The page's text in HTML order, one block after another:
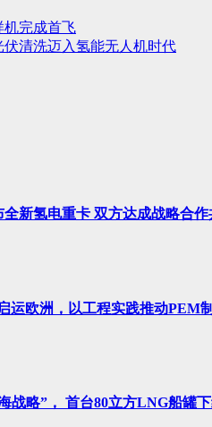
机完成首飞
清洗迈入氢能无人机时代
新氢电重卡 双方达成战略合
运欧洲，以工程实践推动PEM
战略”， 首台80立方LNG船罐